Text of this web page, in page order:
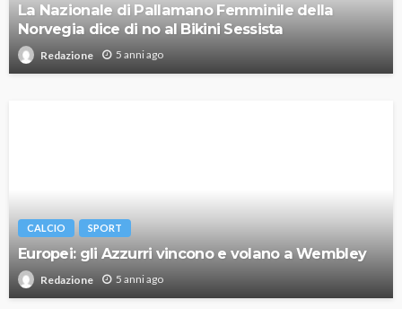
La Nazionale di Pallamano Femminile della
Norvegia dice di no al Bikini Sessista
Redazione 5 anni ago
CALCIO SPORT
Europei: gli Azzurri vincono e volano a Wembley
Redazione 5 anni ago